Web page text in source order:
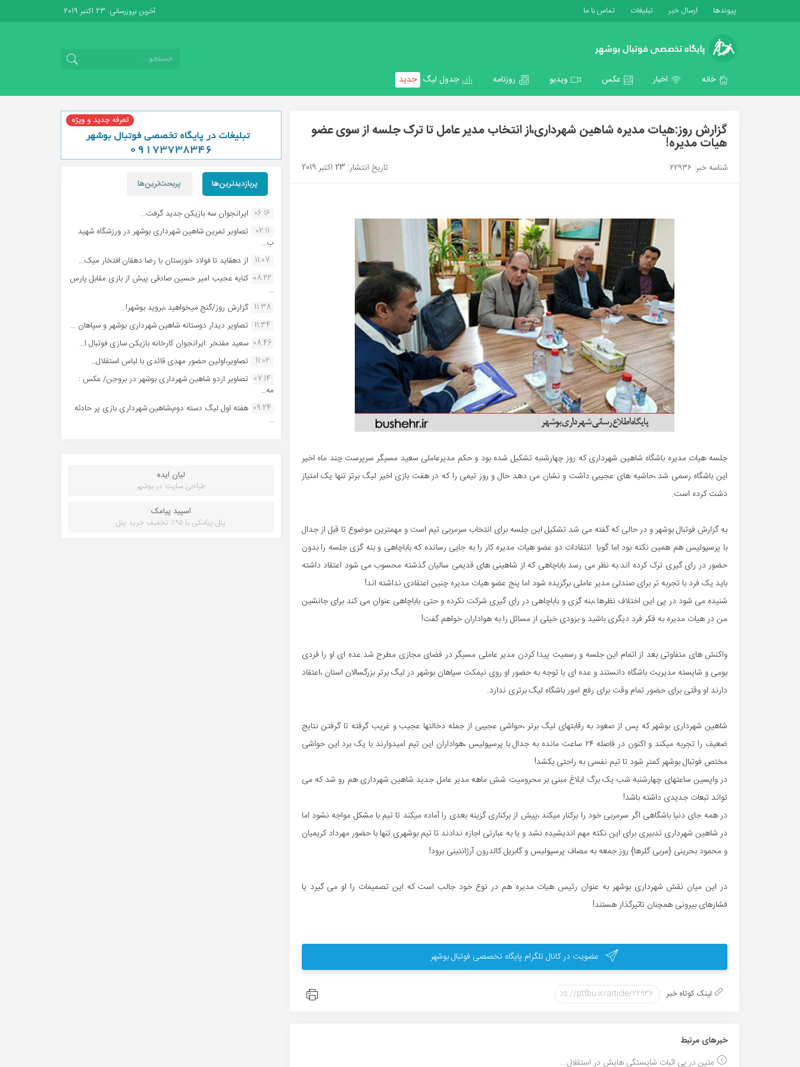
پیوندها ارسال خبر تبلیغات تماس با ما آخرین بروزرسانی: 23 اکتبر 2019
خانه اخبار عکس ویدیو روزنامه جدول لیگ جدید
گزارش روز:هیات مدیره شاهین شهرداری،از انتخاب مدیر عامل تا ترک جلسه از سوی عضو
هیات مدیره!
شناسه خبر: 22936 تاریخ انتشار: 23 اکتبر 2019
جلسه هیات مدیره باشگاه شاهین شهرداری که روز چهارشنبه تشکیل شده بود و حکم مدیرعاملی سعید مسیگر سرپرست چند ماه اخیر
این باشگاه رسمی شد ،حاشیه های عجیبی داشت و نشان می دهد حال و روز تیمی را که در هفت بازی اخیر لیگ برتر تنها یک امتیاز
دشت کرده است.
به گزارش فوتبال بوشهر و در حالی که گفته می شد تشکیل این جلسه برای انتخاب سرمربی تیم است و مهمترین موضوع تا قبل از جدال
با پرسپولیس هم همین نکته بود اما گویا انتقادات دو عضو هیات مدیره کار را به جایی رسانده که باباچاهی و بنه گزی جلسه را بدون
حضور در رای گیری ترک کرده اند.به نظر می رسد باباچاهی که از شاهینی های قدیمی سالیان گذشته محسوب می شود اعتقاد داشته
باید یک فرد با تجربه تر برای صندلی مدیر عاملی برگزیده شود اما پنج عضو هیات مدیره چنین اعتقادی نداشته اند!
شنیده می شود در پی این اختلاف نظرها ،بنه گزی و باباچاهی در رای گیری شرکت نکرده و حتی باباچاهی عنوان می کند برای جانشین
من در هیات مدیره به فکر فرد دیگری باشید و بزودی خیلی از مسائل را به هواداران خواهم گفت!
واکنش های متفاوتی بعد از اتمام این جلسه و رسمیت پیدا کردن مدیر عاملی مسیگر در فضای مجازی مطرح شد.عده ای او را فردی
بومی و شایسته مدیریت باشگاه دانستند و عده ای با توجه به حضور او روی نیمکت سپاهان بوشهر در لیگ برتر بزرگسالان استان ،اعتقاد
دارند او وقتی برای حضور تمام وقت برای رفع امور باشگاه لیگ برتری ندارد.
شاهین شهرداری بوشهر که پس از صعود به رقابتهای لیگ برتر ،حواشی عجیبی از جمله دخالتها عجیب و غریب گرفته تا گرفتن نتایج
ضعیف را تجربه میکند و اکنون در فاصله ۲۴ ساعت مانده به جدال با پرسپولیس ،هواداران این تیم امیدوارند با یک برد این حواشی
مختص فوتبال بوشهر کمتر شود تا تیم نفسی به راحتی بکشد!
در واپسین ساعتهای چهارشنبه شب یک برگ ابلاغ مبنی بر محرومیت شش ماهه مدیر عامل جدید شاهین شهرداری هم رو شد که می
تواند تبعات جدیدی داشته باشد!
در همه جای دنیا باشگاهی اگر سرمربی خود را برکنار میکند ،پیش از برکناری گزینه بعدی را آماده میکند تا تیم با مشکل مواجه نشود اما
در شاهین شهرداری تدبیری برای این نکته مهم اندیشیده نشد و یا به عبارتی اجازه ندادند تا تیم بوشهری تنها با حضور مهرداد کریمیان
و محمود بحرینی {مربی گلرها} روز جمعه به مصاف پرسپولیس و گابریل کالدرون آرژانتینی برود!
در این میان نقش شهرداری بوشهر به عنوان رئیس هیات مدیره هم در نوع خود جالب است که این تصمیمات را او می گیرد یا
فشارهای بیرونی همچنان تاثیرگذار هستند!
عضویت در کانال تلگرام پایگاه تخصصی فوتبال بوشهر
لینک کوتاه خبر
خبر‌های مرتبط
متین در پی اثبات شایستگی هایش در استقلال...
پربازدیدترین‌ها پربحث‌ترین‌ها
06:16 ایرانجوان سه بازیکن جدید گرفت...
02:11
تصاویر تمرین شاهین شهردارى بوشهر در ورزشگاه شهید
ب...
11:07 از دهقاید تا فولاد خوزستان با رضا دهقان:افتخار میک...
08:22 کنایه عجیب امیر حسین صادقی پیش از بازی مقابل پارس
...
11:38 گزارش روز/گنج میخواهید ،بروید بوشهر!...
11:34 تصاویر دیدار دوستانه شاهین شهردارى بوشهر و سپاهان ...
08:46 سعید مفتخر :ایرانجوان کارخانه بازیکن سازی فوتبال ا...
11:02
تصاویر،اولین حضور مهدی قائدی با لباس استقلال...
07:14 تصاویر اردو شاهین شهرداری بوشهر در بروجن/ عکس :
مه...
09:24 هفته اول لیگ دسته دوم،شاهین شهرداری بازی پر حادثه
...
لیان ایده
طراحی سایت در بوشهر
اسپید پیامک
پنل پیامکی با ۹۵٪ تخفیف خرید پنل